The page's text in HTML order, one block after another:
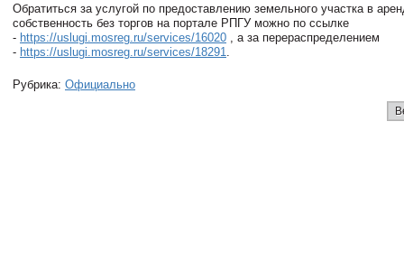
Обратиться за услугой по предоставлению земельного участка в
собственность без торгов на портале РПГУ можно по ссылке
- https://uslugi.mosreg.ru/services/16020 , а за перераспределением
- https://uslugi.mosreg.ru/services/18291
Рубрика: Официально